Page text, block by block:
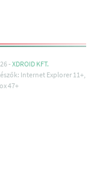
- XDROID KFT.
Internet Explorer 11+,
47+